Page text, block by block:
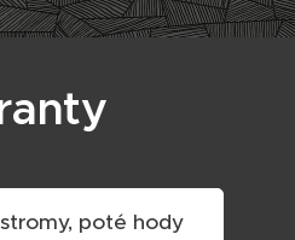
poté hody